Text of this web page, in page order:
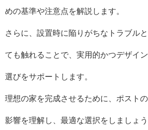
めの基準や注意点を解説します。
さらに、設置時に陥りがちなトラブル
ても触れることで、実用的かつデザイ
選びをサポートします。
理想の家を完成させるために、ポスト
影響を理解し、最適な選択をしましょう